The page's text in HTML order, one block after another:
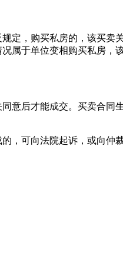
定，购买私房的，该买卖
属于单位变相购买私房，
意后才能成交。买卖合同
，可向法院起诉，或向仲